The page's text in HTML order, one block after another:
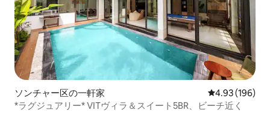
ソンチャー区の一軒家 レビュー196
4.93 (196)
*ラグジュアリー* VITヴィラ＆スイート5BR、ビーチ近く